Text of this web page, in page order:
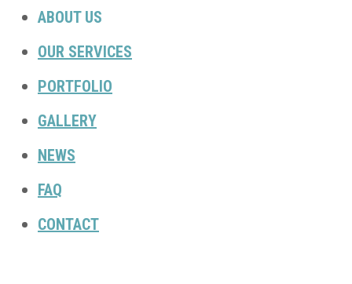
ABOUT US
OUR SERVICES
PORTFOLIO
GALLERY
NEWS
FAQ
CONTACT